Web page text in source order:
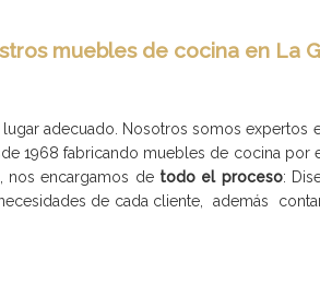
muebles de cocina en La
adecuado. Nosotros somos expertos
1968 fabricando muebles de cocina por
nos encargamos detodo el proceso:
de cada cliente, además